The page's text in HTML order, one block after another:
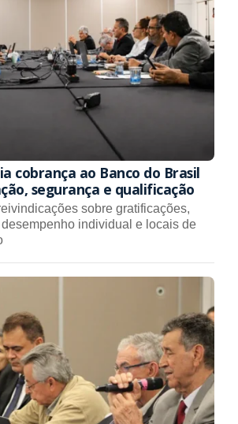
cobrança ao Banco do Brasil
segurança e qualificação
sobre gratificações,
individual e locais de